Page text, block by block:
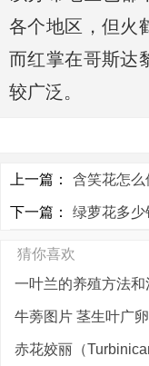
各个地区，但火
而红掌在哥斯达
较广泛。
上一篇： 含笑花怎么
下一篇： 绿萝花多少
猜你喜欢
一叶兰的养殖方法
牛蒡图片 茎生叶广
赤花姣丽（